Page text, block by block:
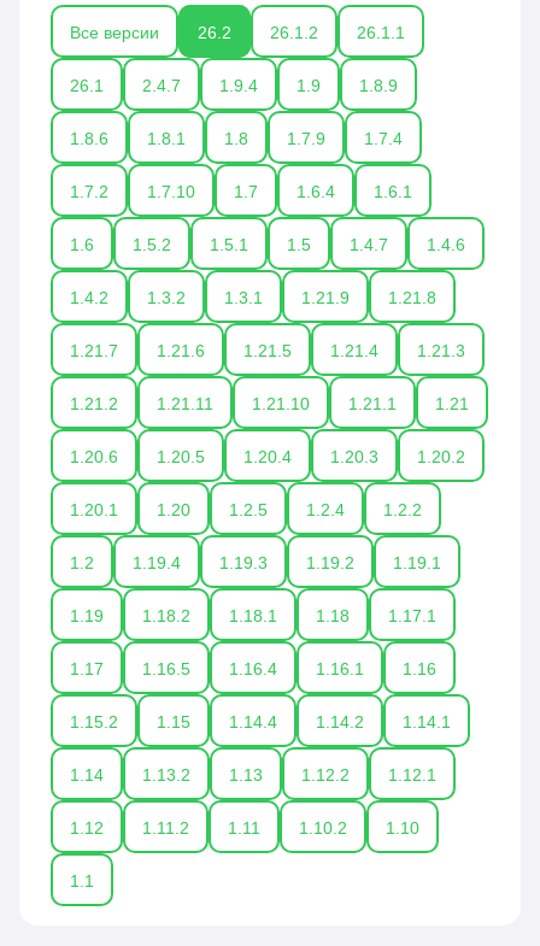
Все версии 26.2 26.1.2 26.1.1
26.1 2.4.7 1.9.4 1.9 1.8.9
1.8.6 1.8.1 1.8 1.7.9 1.7.4
1.7.2 1.7.10 1.7 1.6.4 1.6.1
1.6 1.5.2 1.5.1 1.5 1.4.7 1.4.6
1.4.2 1.3.2 1.3.1 1.21.9 1.21.8
1.21.7 1.21.6 1.21.5 1.21.4 1.21.3
1.21.2 1.21.11 1.21.10 1.21.1 1.21
1.20.6 1.20.5 1.20.4 1.20.3 1.20.2
1.20.1 1.20 1.2.5 1.2.4 1.2.2
1.2 1.19.4 1.19.3 1.19.2 1.19.1
1.19 1.18.2 1.18.1 1.18 1.17.1
1.17 1.16.5 1.16.4 1.16.1 1.16
1.15.2 1.15 1.14.4 1.14.2 1.14.1
1.14 1.13.2 1.13 1.12.2 1.12.1
1.12 1.11.2 1.11 1.10.2 1.10
1.1